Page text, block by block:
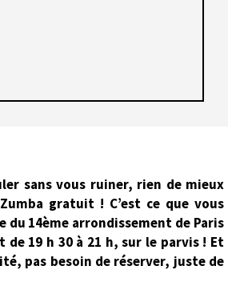
sans vous ruiner, rien de mieux
gratuit ! C’est ce que vous
du 14ème arrondissement de Paris
de 19 h 30 à 21 h, sur le parvis ! Et
pas besoin de réserver, juste de